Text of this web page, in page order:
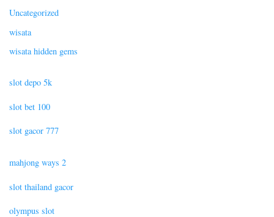
Uncategorized
wisata
wisata hidden gems
slot depo 5k
slot bet 100
slot gacor 777
mahjong ways 2
slot thailand gacor
olympus slot